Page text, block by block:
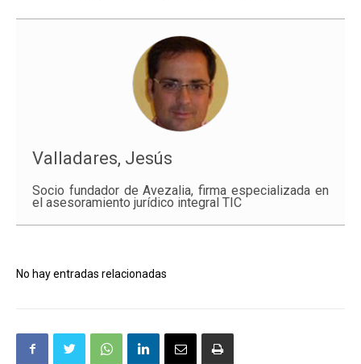
Valladares, Jesús
Socio fundador de Avezalia, firma especializada en
el asesoramiento jurídico integral TIC
No hay entradas relacionadas